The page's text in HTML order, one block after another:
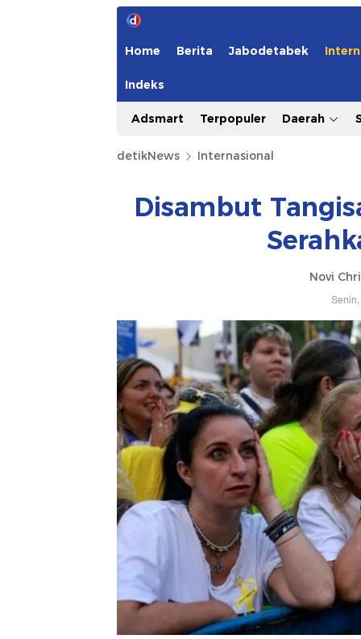
Home Berita Jabodetabek
Indeks
Adsmart Terpopuler Daerah
detikNews Internasional
Disambut
Novi